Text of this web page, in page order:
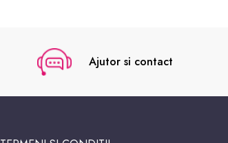
Ajutor si contact